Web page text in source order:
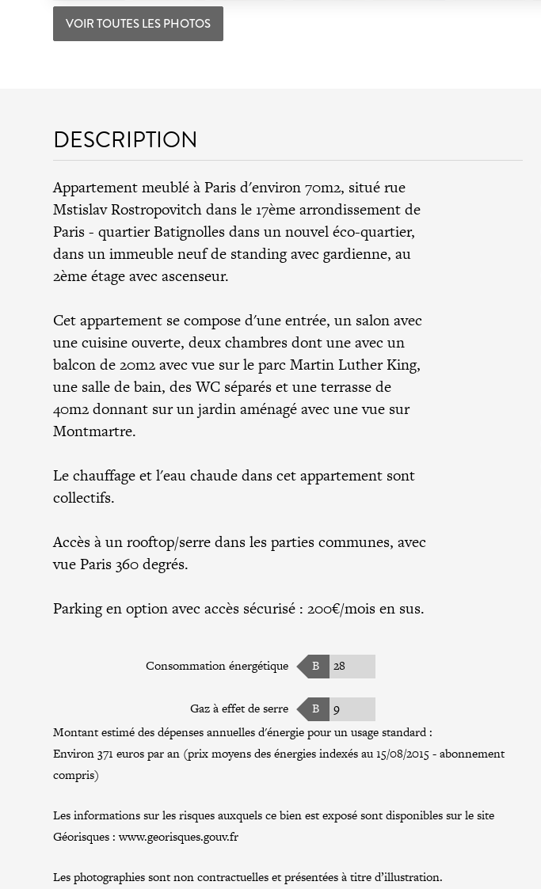
VOIR TOUTES LES PHOTOS
DESCRIPTION
Appartement meublé à Paris d'environ 70m2, situé rue
Mstislav Rostropovitch dans le 17ème arrondissement de
Paris - quartier Batignolles dans un nouvel éco-quartier,
dans un immeuble neuf de standing avec gardienne, au
2ème étage avec ascenseur.
Cet appartement se compose d'une entrée, un salon avec
une cuisine ouverte, deux chambres dont une avec un
balcon de 20m2 avec vue sur le parc Martin Luther King,
une salle de bain, des WC séparés et une terrasse de
40m2 donnant sur un jardin aménagé avec une vue sur
Montmartre.
Le chauffage et l'eau chaude dans cet appartement sont
collectifs.
Accès à un rooftop/serre dans les parties communes, avec
vue Paris 360 degrés.
Parking en option avec accès sécurisé : 200€/mois en sus.
Consommation énergétique B 28
Gaz à effet de serre B
9
Montant estimé des dépenses annuelles d'énergie pour un usage standard :
Environ 371 euros par an (prix moyens des énergies indexés au 15/08/2015 - abonnement
compris)
Les informations sur les risques auxquels ce bien est exposé sont disponibles sur le site
Géorisques :www.georisques.gouv.fr
Les photographies sont non contractuelles et présentées à titre d’illustration.